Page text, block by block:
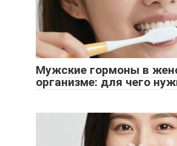
Мужские гормоны в
организме: для чего